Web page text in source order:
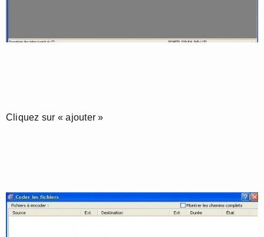
Cliquez sur « ajouter »